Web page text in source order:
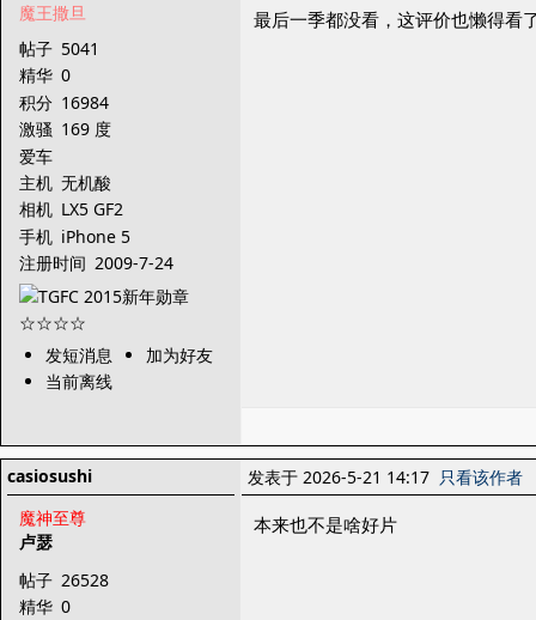
魔王撒旦
帖子 5041
精华 0
积分 16984
激骚 169 度
爱车
主机 无机酸
相机 LX5 GF2
手机 iPhone 5
注册时间 2009-7-24
发短消息
加为好友
当前离线
最后一季都没看，这评价也懒得看
casiosushi
魔神至尊
卢瑟
帖子 26528
精华 0
发表于 2026-5-21 14:17 只看该作者
本来也不是啥好片